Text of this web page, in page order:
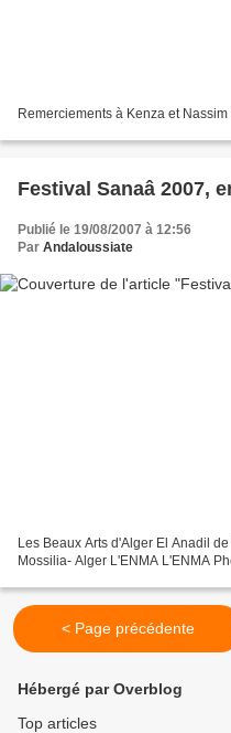
Remerciements à Kenza et
Festival Sanaâ 2007,
Publié le 19/08/2007 à 12:56
Par Andaloussiate
Les Beaux Arts d'Alger El Anadil
Mossilia- Alger L'ENMA L'ENMA
< Page précédente
Hébergé par Overblog
Top articles